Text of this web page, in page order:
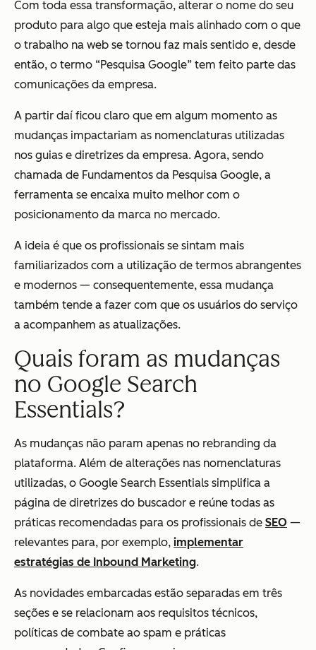
Com toda essa transformação, alterar o nome do seu
produto para algo que esteja mais alinhado com o que
o trabalho na web se tornou faz mais sentido e, desde
então, o termo “Pesquisa Google” tem feito parte das
comunicações da empresa.
A partir daí ficou claro que em algum momento as
mudanças impactariam as nomenclaturas utilizadas
nos guias e diretrizes da empresa. Agora, sendo
chamada de Fundamentos da Pesquisa Google, a
ferramenta se encaixa muito melhor com o
posicionamento da marca no mercado.
A ideia é que os profissionais se sintam mais
familiarizados com a utilização de termos abrangentes
e modernos — consequentemente, essa mudança
também tende a fazer com que os usuários do serviço
a acompanhem as atualizações.
Quais foram as mudanças
no Google Search
Essentials?
As mudanças não param apenas no rebranding da
plataforma. Além de alterações nas nomenclaturas
utilizadas, o Google Search Essentials simplifica a
página de diretrizes do buscador e reúne todas as
práticas recomendadas para os profissionais de SEO —
relevantes para, por exemplo, implementar
estratégias de Inbound Marketing.
As novidades embarcadas estão separadas em três
seções e se relacionam aos requisitos técnicos,
políticas de combate ao spam e práticas